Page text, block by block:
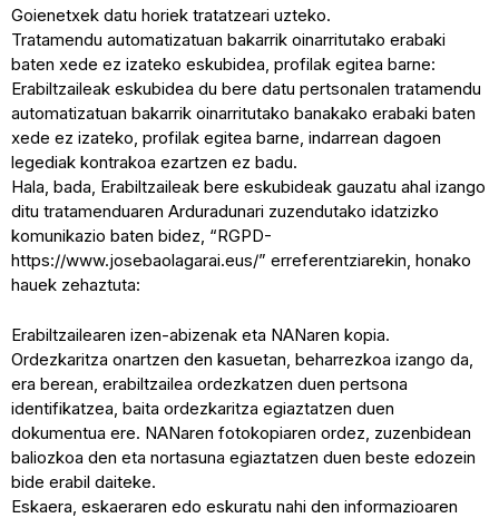
Goienetxek datu horiek tratatzeari uzteko.
Tratamendu automatizatuan bakarrik oinarritutako erabaki
baten xede ez izateko eskubidea, profilak egitea barne:
Erabiltzaileak eskubidea du bere datu pertsonalen tratamendu
automatizatuan bakarrik oinarritutako banakako erabaki baten
xede ez izateko, profilak egitea barne, indarrean dagoen
legediak kontrakoa ezartzen ez badu.
Hala, bada, Erabiltzaileak bere eskubideak gauzatu ahal izango
ditu tratamenduaren Arduradunari zuzendutako idatzizko
komunikazio baten bidez, “RGPD-
https://www.josebaolagarai.eus/” erreferentziarekin, honako
hauek zehaztuta:
Erabiltzailearen izen-abizenak eta NANaren kopia.
Ordezkaritza onartzen den kasuetan, beharrezkoa izango da,
era berean, erabiltzailea ordezkatzen duen pertsona
identifikatzea, baita ordezkaritza egiaztatzen duen
dokumentua ere. NANaren fotokopiaren ordez, zuzenbidean
baliozkoa den eta nortasuna egiaztatzen duen beste edozein
bide erabil daiteke.
Eskaera, eskaeraren edo eskuratu nahi den informazioaren